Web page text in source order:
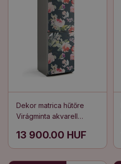
Dekor matrica hűtőre
Virágminta akvarell
13 900.00 HUF